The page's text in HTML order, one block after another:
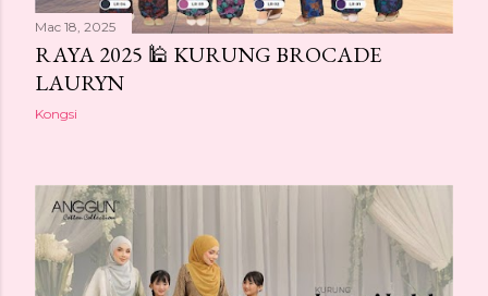
Mac 18, 2025
RAYA 2025 🕌 KURUNG BROCADE
LAURYN
Kongsi